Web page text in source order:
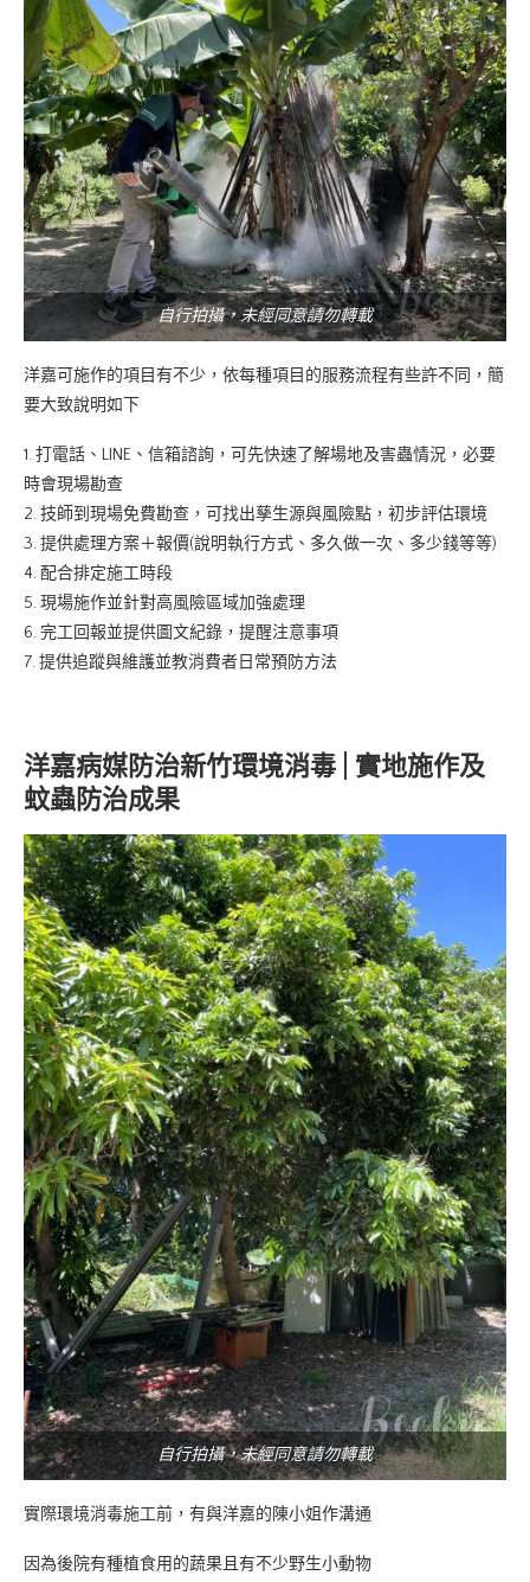
自行拍攝，未經同意請勿轉載
洋嘉可施作的項目有不少，依每種項目的服務流程有些許不同，簡
要大致說明如下
1. 打電話、LINE、信箱諮詢，可先快速了解場地及害蟲情況，必要
時會現場勘查
2. 技師到現場免費勘查，可找出孳生源與風險點，初步評估環境
3. 提供處理方案＋報價(說明執行方式、多久做一次、多少錢等等)
4. 配合排定施工時段
5. 現場施作並針對高風險區域加強處理
6. 完工回報並提供圖文紀錄，提醒注意事項
7. 提供追蹤與維護並教消費者日常預防方法
洋嘉病媒防治新竹環境消毒 | 實地施作及
蚊蟲防治成果
自行拍攝，未經同意請勿轉載
實際環境消毒施工前，有與洋嘉的陳小姐作溝通
因為後院有種植食用的蔬果且有不少野生小動物